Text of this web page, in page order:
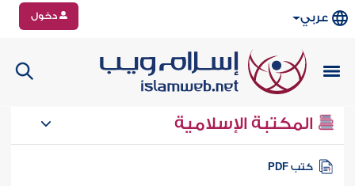
عربي دخول
المكتبة الإسلامية